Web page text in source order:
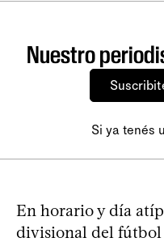
Nuestro
Si ya tenés
En horario y día
divisional del fútbol